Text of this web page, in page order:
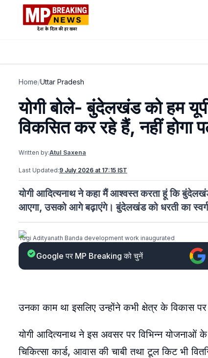
Home/Uttar Pradesh
योगी बोले- बुंदेलखंड को हम
विकसित कर रहे हैं, नहीं होगा
Written by:Atul Saxena
Last Updated:9 July 2026 at 17:15 IST
योगी आदित्यनाथ ने कहा मैं आश्वस्त करता हूं कि
आएगा, उसको आगे बढ़ाएंगे। बुंदेलखंड को धरती का
Yogi Adityanath Banda development work inaugurated
Google पर MP Breaking को चुनें
उनका काम था इसलिए उन्होंने कभी क्षेत्र के विकास पर
योगी आदित्यनाथ ने इस अवसर पर विभिन्न योजनाओं
चिकित्सा कार्ड, आवास की चाबी तथा टूल किट भी